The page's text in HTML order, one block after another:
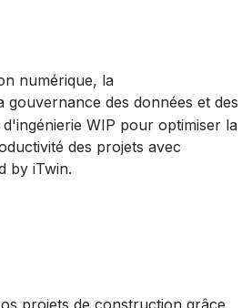
numérique, la
gouvernance des données et des
WIP pour optimiser la
des projets avec
by iTwin.
projets de construction grâce